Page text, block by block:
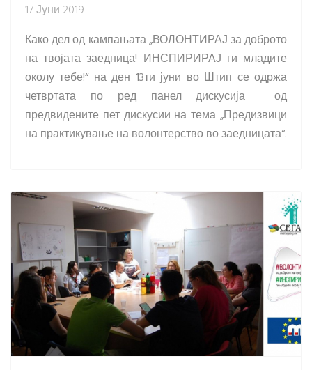
17 Јуни 2019
Како дел од кампањата „ВОЛОНТИРАЈ за доброто
на твојата заедница! ИНСПИРИРАЈ ги младите
околу тебе!“ на ден 13ти јуни во Штип се одржа
четвртата по ред панел дискусија од
предвидените пет дискусии на тема „Предизвици
на практикување на волонтерство во заедницата“.